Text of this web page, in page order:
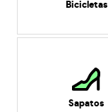
Bicicletas
Sapatos